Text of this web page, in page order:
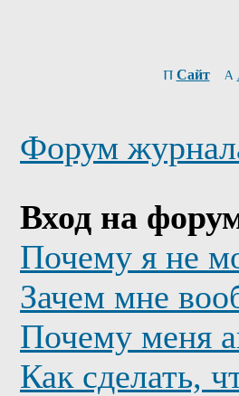
Сайт
Форум
Вход на
Почему я не
Зачем мне
Почему меня
Как сделать,